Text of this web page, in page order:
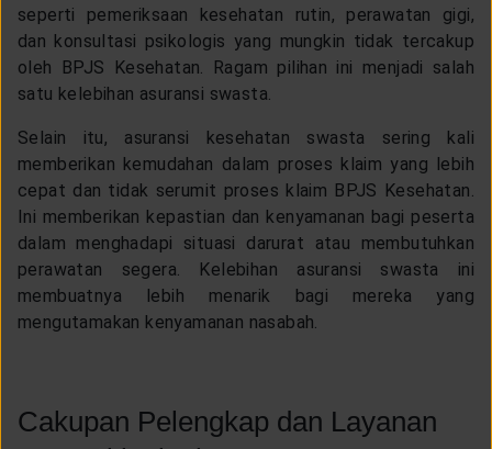
seperti pemeriksaan kesehatan rutin, perawatan gigi,
dan konsultasi psikologis yang mungkin tidak tercakup
oleh BPJS Kesehatan. Ragam pilihan ini menjadi salah
satu kelebihan asuransi swasta.
Selain itu, asuransi kesehatan swasta sering kali
memberikan kemudahan dalam proses klaim yang lebih
cepat dan tidak serumit proses klaim BPJS Kesehatan.
Ini memberikan kepastian dan kenyamanan bagi peserta
dalam menghadapi situasi darurat atau membutuhkan
perawatan segera. Kelebihan asuransi swasta ini
membuatnya lebih menarik bagi mereka yang
mengutamakan kenyamanan nasabah.
Cakupan Pelengkap dan Layanan